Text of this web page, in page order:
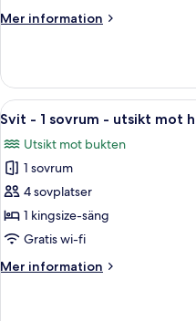
-
Partial
Bay
View)
Mer information
Mer
-
kingsize-
-
hörn
Partial
Bay
View)
Öppna
alla
foton
för
Svit
-
1
-
8
Svit - 1 sovrum - utsikt mot
Utsikt mot bukten
1 sovrum
4 sovplatser
1 kingsize-säng
Gratis wi-fi
Mer information
Mer